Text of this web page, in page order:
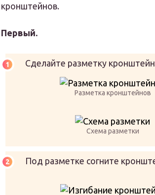
кронштейнов.
Первый.
Сделайте разметку
Разметка кронштейнов
Схема разметки
Под разметке согните